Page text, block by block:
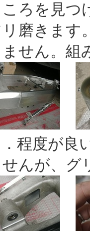
ろを見つ
リ磨きます
せん。組
．程度が良
せんが、グ